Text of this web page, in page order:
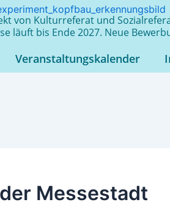
von Kulturreferat und
läuft bis Ende 2027. Neue
Veranstaltungskalender
Messestadt